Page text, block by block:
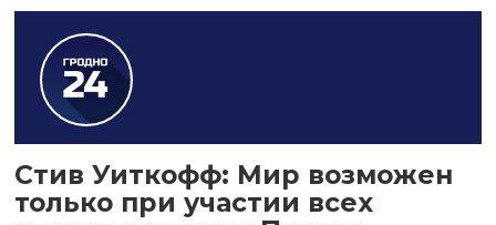
Стив Уиткофф: Мир возможен
только при участии всех